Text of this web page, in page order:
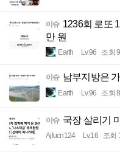
이슈 1236회 로또
만 원
Earth Lv.96 조회
이슈 남부지방은
Earth Lv.96 조회
이슈 국장 살리기
Ajfucn124 Lv.16 조회